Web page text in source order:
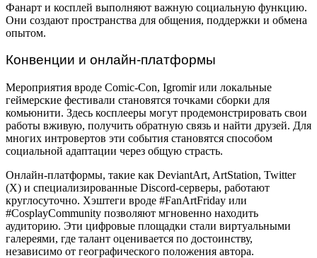
Фанарт и косплей выполняют важную социальную функцию.
Они создают пространства для общения, поддержки и обмена
опытом.
Конвенции и онлайн-платформы
Мероприятия вроде Comic-Con, Igromir или локальные
геймерские фестивали становятся точками сборки для
комьюнити. Здесь косплееры могут продемонстрировать свои
работы вживую, получить обратную связь и найти друзей. Для
многих интровертов эти события становятся способом
социальной адаптации через общую страсть.
Онлайн-платформы, такие как DeviantArt, ArtStation, Twitter
(X) и специализированные Discord-серверы, работают
круглосуточно. Хэштеги вроде #FanArtFriday или
#CosplayCommunity позволяют мгновенно находить
аудиторию. Эти цифровые площадки стали виртуальными
галереями, где талант оценивается по достоинству,
независимо от географического положения автора.